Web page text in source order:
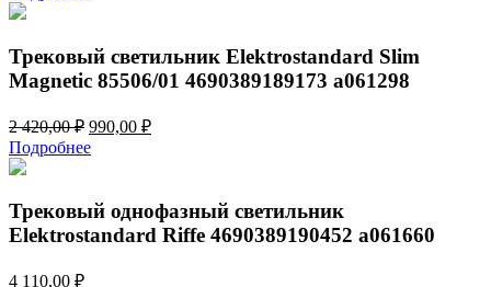
Трековый светильник Elektrostandard Slim
Magnetic 85506/01 4690389189173 a061298
2 420,00₽ Первоначальная
цена
составляла
420,00 ₽.
990,00 ₽Текущая
Подробнее
Трековый однофазный светильник
Elektrostandard Riffe 4690389190452 a061660
4 110,00 ₽